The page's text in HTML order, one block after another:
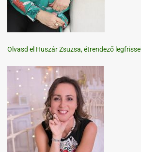
Olvasd el Huszár Zsuzsa, étrendező